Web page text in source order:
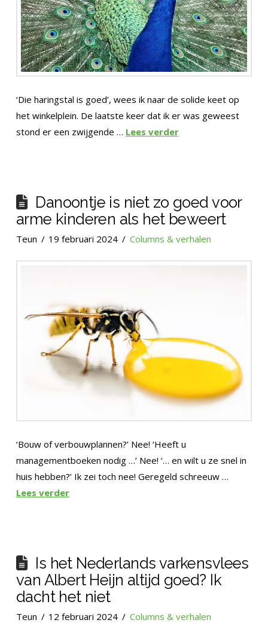
‘Die haringstal is goed’, wees ik naar de solide keet op
het winkelplein. De laatste keer dat ik er was geweest
stond er een zwijgende … Lees verder
Danoontje is niet zo goed voor
arme kinderen als het beweert
Teun 19 februari 2024 Columns & verhalen
‘Bouw of verbouwplannen?’ Nee! ‘Heeft u
managementboeken nodig …’ Nee! ‘… en wilt u ze snel in
huis hebben?’ Ik zei toch nee! Geregeld schreeuw …
Lees verder
Is het Nederlands varkensvlees
van Albert Heijn altijd goed? Ik
dacht het niet
Teun 12 februari 2024 Columns & verhalen